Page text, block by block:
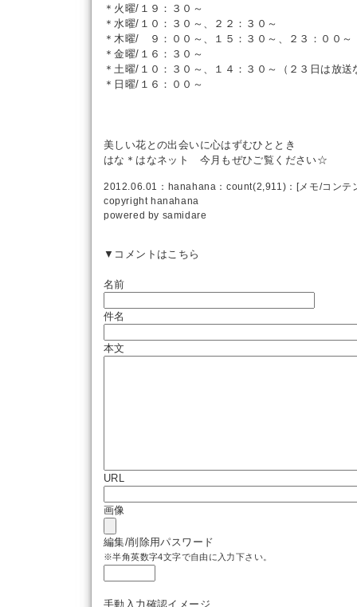
＊火曜/１９：３０～
＊水曜/１０：３０～、２２：３０～
＊木曜/ ９：００～、１５：３０～、２３：００～
＊金曜/１６：３０～
＊土曜/１０：３０～、１４：３０～（２３日は放送
＊日曜/１６：００～
美しい花との出会いに心はずむひととき
はな＊はなネット 今月もぜひご覧ください☆
2012.06.01： hanahana ：count(2,911)：[メモ/コンテ
copyright hanahana
powered by samidare
▼コメントはこちら
名前
件名
本文
URL
画像
編集/削除用パスワード
※半角英数字4文字で自由に入力下さい。
手動入力確認イメージ